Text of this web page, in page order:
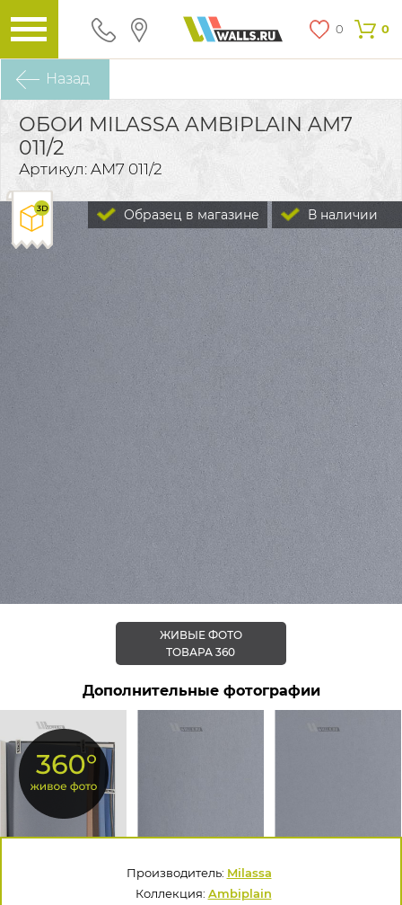
0 0
Назад
ОБОИ MILASSA AMBIPLAIN AM7
011/2
Артикул: AM7 011/2
В наличии
Образец в магазине
ЖИВЫЕ ФОТО
ТОВАРА 360
Дополнительные фотографии
Производитель: Milassa
Коллекция: Ambiplain